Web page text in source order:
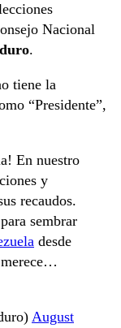
Nacional
.
tiene la
“Presidente”,
En nuestro
y
recaudos.
sembrar
desde
merece…
August